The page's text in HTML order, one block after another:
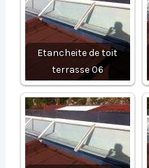
Etancheite de toit
terrasse 06